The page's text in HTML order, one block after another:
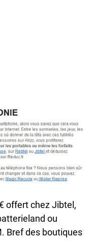
offert chez Jibtel,
ou
Bref des boutiques